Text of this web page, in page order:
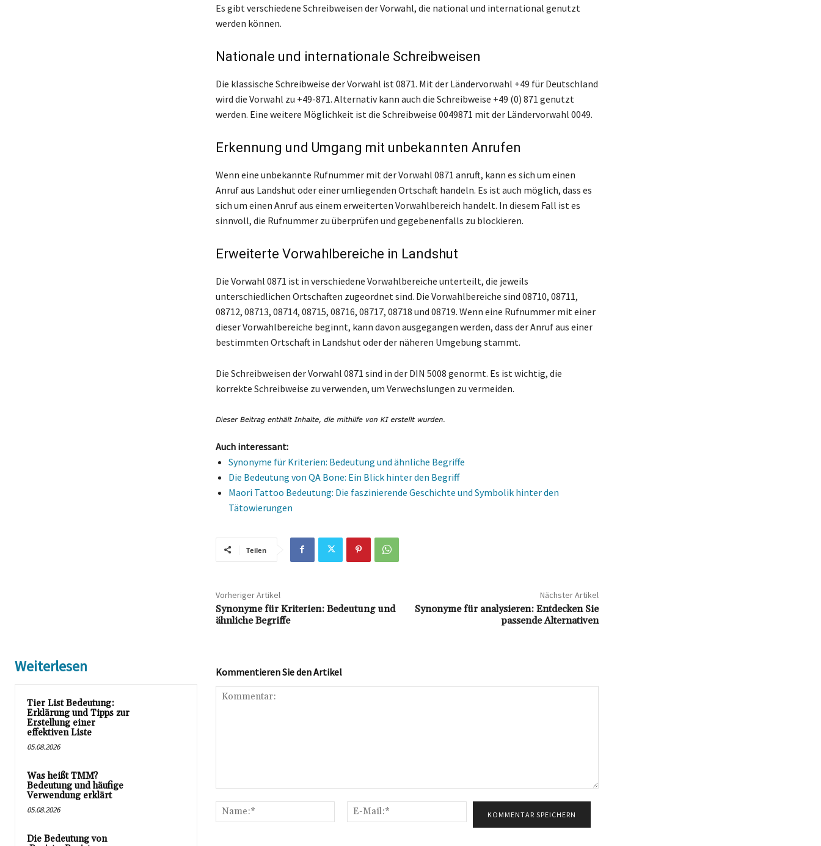
Es gibt verschiedene Schreibweisen der Vorwahl, die national und international genutzt
werden können.
Nationale und internationale Schreibweisen
Die klassische Schreibweise der Vorwahl ist 0871. Mit der Ländervorwahl +49 für Deutschland
wird die Vorwahl zu +49-871. Alternativ kann auch die Schreibweise +49 (0) 871 genutzt
werden. Eine weitere Möglichkeit ist die Schreibweise 0049871 mit der Ländervorwahl 0049.
Erkennung und Umgang mit unbekannten Anrufen
Wenn eine unbekannte Rufnummer mit der Vorwahl 0871 anruft, kann es sich um einen
Anruf aus Landshut oder einer umliegenden Ortschaft handeln. Es ist auch möglich, dass es
sich um einen Anruf aus einem erweiterten Vorwahlbereich handelt. In diesem Fall ist es
sinnvoll, die Rufnummer zu überprüfen und gegebenenfalls zu blockieren.
Erweiterte Vorwahlbereiche in Landshut
Die Vorwahl 0871 ist in verschiedene Vorwahlbereiche unterteilt, die jeweils
unterschiedlichen Ortschaften zugeordnet sind. Die Vorwahlbereiche sind 08710, 08711,
08712, 08713, 08714, 08715, 08716, 08717, 08718 und 08719. Wenn eine Rufnummer mit einer
dieser Vorwahlbereiche beginnt, kann davon ausgegangen werden, dass der Anruf aus einer
bestimmten Ortschaft in Landshut oder der näheren Umgebung stammt.
Die Schreibweisen der Vorwahl 0871 sind in der DIN 5008 genormt. Es ist wichtig, die
korrekte Schreibweise zu verwenden, um Verwechslungen zu vermeiden.
Auch interessant:
Synonyme für Kriterien: Bedeutung und ähnliche Begriffe
Die Bedeutung von QA Bone: Ein Blick hinter den Begriff
Maori Tattoo Bedeutung: Die faszinierende Geschichte und Symbolik hinter den
Tätowierungen
Teilen
Vorheriger Artikel
Synonyme für Kriterien: Bedeutung und
ähnliche Begriffe
Nächster Artikel
Synonyme für analysieren: Entdecken Sie
passende Alternativen
Weiterlesen
Tier List Bedeutung:
Erklärung und Tipps zur
Erstellung einer
effektiven Liste
05.08.2026
Was heißt TMM?
Bedeutung und häufige
Verwendung erklärt
05.08.2026
Die Bedeutung von
Kommentieren Sie den Artikel
Name:*
Mail:*